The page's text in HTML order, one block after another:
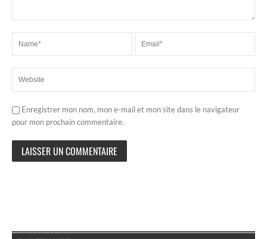
Enregistrer mon nom, mon e-mail et mon site dans le navigateur
pour mon prochain commentaire.